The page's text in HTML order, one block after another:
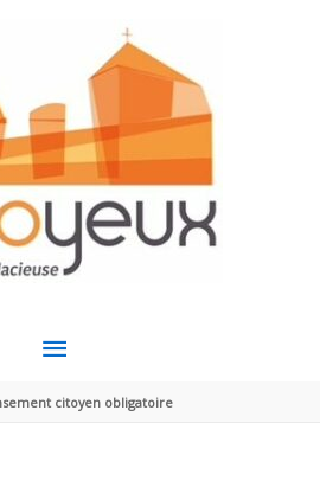
MENU
PRINCIPAL
citoyen obligatoire